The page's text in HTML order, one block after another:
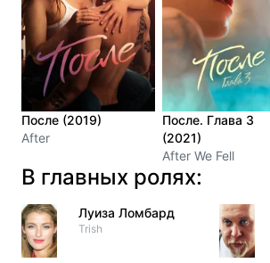
После (2019)
After
После. Глава 3
(2021)
After We Fell
В главных ролях:
Луиза Ломбард
Trish